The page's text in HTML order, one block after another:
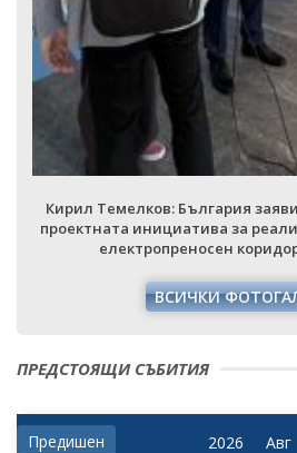
Кирил Темелков: България
проектната инициатива за
електропреносен
ВСИЧКИ
ПРЕДСТОЯЩИ СЪБИТИЯ
Предишен